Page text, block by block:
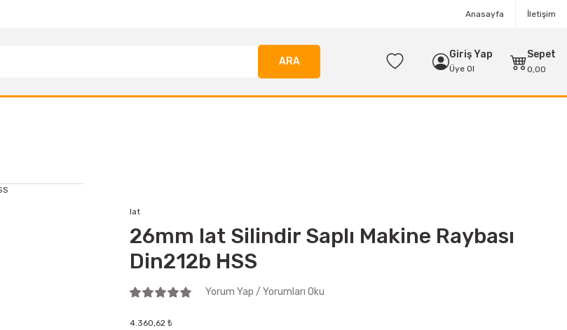
Anasayfa İletişim
ARA
Giriş Yap
Üye Ol
Sepet
0,00
Iat
26mm Iat Silindir Saplı Makine Raybası
Din212b HSS
Yorum Yap / Yorumları Oku
4.360,62 ₺